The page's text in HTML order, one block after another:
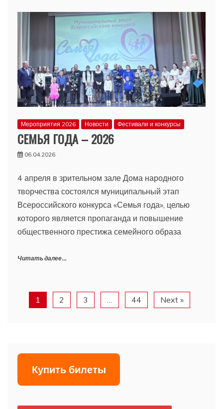
Мероприятия 2026 Новости Фестивали и конкурсы
СЕМЬЯ ГОДА – 2026
06.04.2026
4 апреля в зрительном зале Дома народного
творчества состоялся муниципальный этап
Всероссийского конкурса «Семья года», целью
которого является пропаганда и повышение
общественного престижа семейного образа
Читать далее...
1 2 3 … 44 Next »
Купить билеты